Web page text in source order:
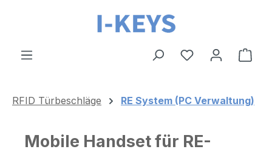
Zum Hauptinhalt springen
RFID Türbeschläge RE System (PC Verwaltung)
Mobile Handset für RE-